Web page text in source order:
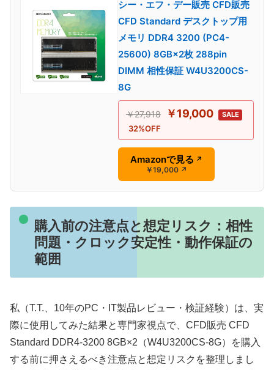
シー・エフ・デー販売 CFD販売
CFD Standard デスクトップ用
メモリ DDR4 3200 (PC4-
25600) 8GB×2枚 288pin
DIMM 相性保証 W4U3200CS-
8G
￥27,918 ￥19,000 SALE
32%OFF
Amazonで見る ↗
￥19,000 ↗
購入前の注意点と想定リスク：相性
問題・クロック安定性・動作保証の
範囲
私（T.T.、10年のPC・IT製品レビュー・検証経験）は、実
際に使用してみた結果と専門家視点で、CFD販売 CFD
Standard DDR4-3200 8GB×2（W4U3200CS-8G）を購入
する前に押さえるべき注意点と想定リスクを整理しまし